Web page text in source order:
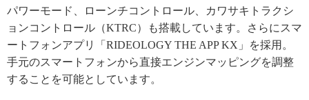
パワーモード、ローンチコントロール、カワサキトラクシ
ョンコントロール（KTRC）も搭載しています。さらにスマ
ートフォンアプリ「RIDEOLOGY THE APP KX」を採用。
手元のスマートフォンから直接エンジンマッピングを調整
することを可能としています。